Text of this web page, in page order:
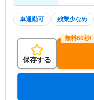
車通勤可 残業少なめ
保存する